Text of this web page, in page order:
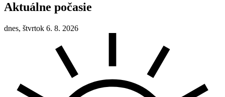
Aktuálne počasie
dnes, štvrtok 6. 8. 2026